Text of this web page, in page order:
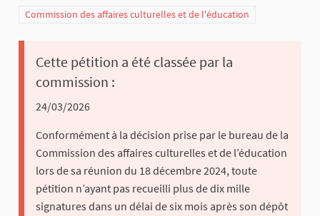
Commission des affaires culturelles et de l'éducation
Cette pétition a été classée par la
commission :
24/03/2026
Conformément à la décision prise par le bureau de la
Commission des affaires culturelles et de l’éducation
lors de sa réunion du 18 décembre 2024, toute
pétition n’ayant pas recueilli plus de dix mille
signatures dans un délai de six mois après son dépôt